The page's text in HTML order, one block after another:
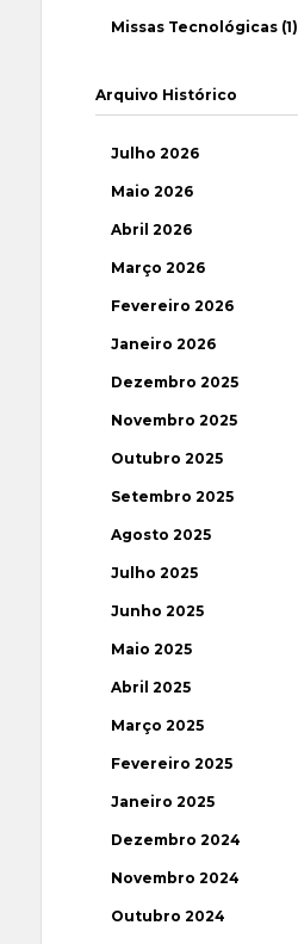
Missas Tecnológicas (1)
Arquivo Histórico
Julho 2026
Maio 2026
Abril 2026
Março 2026
Fevereiro 2026
Janeiro 2026
Dezembro 2025
Novembro 2025
Outubro 2025
Setembro 2025
Agosto 2025
Julho 2025
Junho 2025
Maio 2025
Abril 2025
Março 2025
Fevereiro 2025
Janeiro 2025
Dezembro 2024
Novembro 2024
Outubro 2024